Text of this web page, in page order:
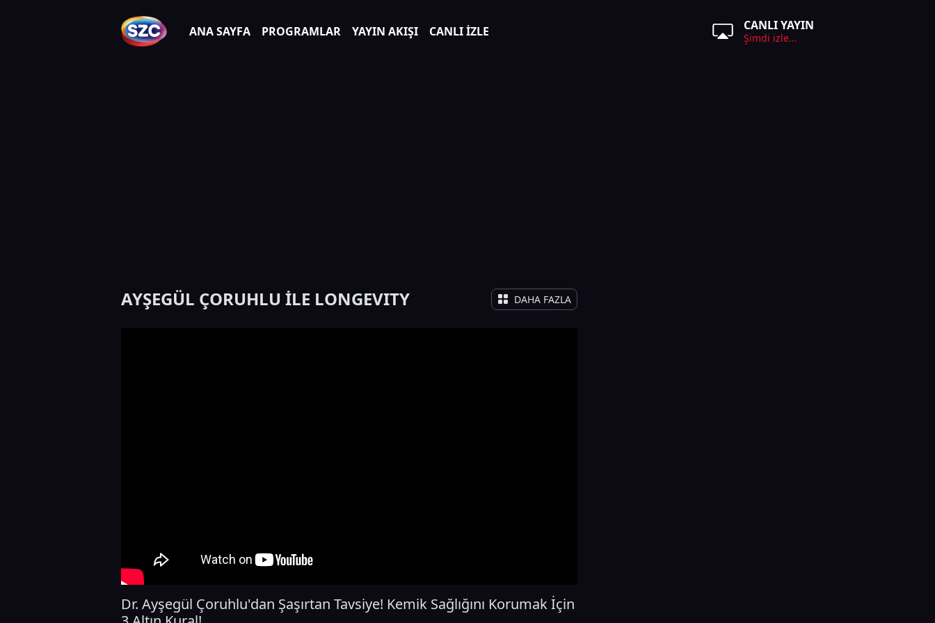
ANA SAYFA PROGRAMLAR YAYIN AKIŞI CANLI İZLE CANLI YAYIN
Şimdi izle...
AYŞEGÜL ÇORUHLU İLE LONGEVITY DAHA FAZLA
Dr. Ayşegül Çoruhlu'dan Şaşırtan Tavsiye! Kemik Sağlığını Korumak İçin